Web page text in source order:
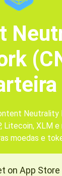
Neutrality
Litecoin, XLM e
moedas e
on App Store